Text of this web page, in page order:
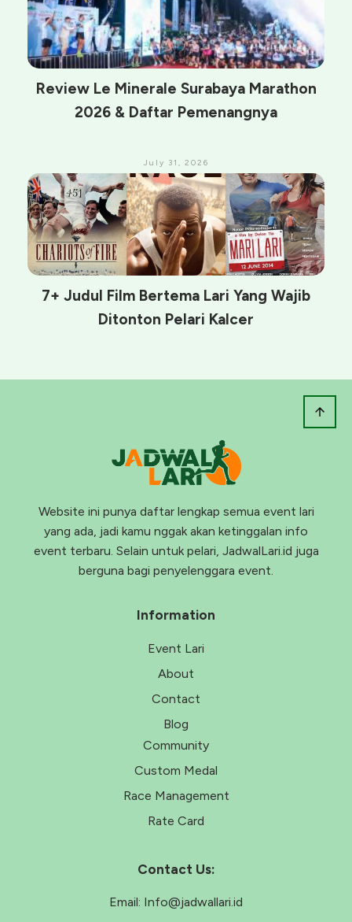
Review Le Minerale Surabaya Marathon
2026 & Daftar Pemenangnya
July 31, 2026
7+ Judul Film Bertema Lari Yang Wajib
Ditonton Pelari Kalcer
Website ini punya daftar lengkap semua event lari
yang ada, jadi kamu nggak akan ketinggalan info
event terbaru. Selain untuk pelari, JadwalLari.id juga
berguna bagi penyelenggara event.
Information
Event Lari
About
Contact
Blog
Community
Custom Medal
Race Management
Rate Card
Contact Us:
Email: Info@jadwallari.id